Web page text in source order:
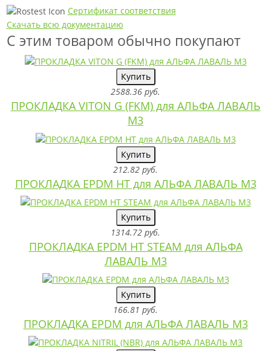
Сертификат соответствия
Скачать всю документацию
С этим товаром обычно покупают
Купить
2588.36 руб.
ПРОКЛАДКА VITON G (FKM) для АЛЬФА ЛАВАЛЬ
M3
Купить
212.82 руб.
ПРОКЛАДКА EPDM HT для АЛЬФА ЛАВАЛЬ M3
Купить
1314.72 руб.
ПРОКЛАДКА EPDM HT STEAM для АЛЬФА
ЛАВАЛЬ M3
Купить
166.81 руб.
ПРОКЛАДКА EPDM для АЛЬФА ЛАВАЛЬ M3